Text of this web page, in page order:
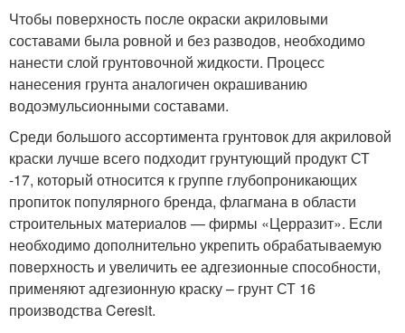
Чтобы поверхность после окраски акриловыми
составами была ровной и без разводов, необходимо
нанести слой грунтовочной жидкости. Процесс
нанесения грунта аналогичен окрашиванию
водоэмульсионными составами.
Среди большого ассортимента грунтовок для акриловой
краски лучше всего подходит грунтующий продукт СТ
-17, который относится к группе глубопроникающих
пропиток популярного бренда, флагмана в области
строительных материалов — фирмы «Церразит». Если
необходимо дополнительно укрепить обрабатываемую
поверхность и увеличить ее адгезионные способности,
применяют адгезионную краску – грунт СТ 16
производства Ceresit.